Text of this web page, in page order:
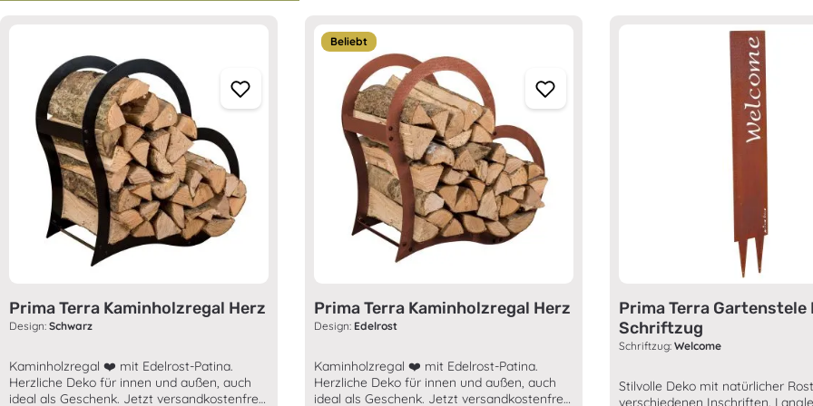
Prima Terra Kaminholzregal Herz
Design:Schwarz
Kaminholzregal ❤️ mit Edelrost-Patina.
Herzliche Deko für innen und außen, auch
ideal als Geschenk. Jetzt versandkostenfrei
Beliebt
Prima Terra Kaminholzregal Herz
Design: Edelrost
Kaminholzregal ❤️ mit Edelrost-Patina.
Herzliche Deko für innen und außen, auch
ideal als Geschenk. Jetzt versandkostenfrei
Prima Terra Gartenstele
Schriftzug
Schriftzug:Welcome
Stilvolle Deko mit natürlicher
verschiedenen Inschriften.